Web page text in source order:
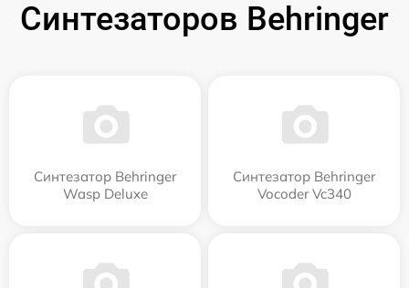
Синтезаторов Behringer
Синтезатор Behringer
Wasp Deluxe
Синтезатор Behringer
Vocoder Vc340